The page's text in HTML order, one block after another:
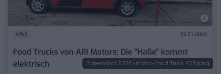
Screenshot 2020-Motor-Food Truck 458.png